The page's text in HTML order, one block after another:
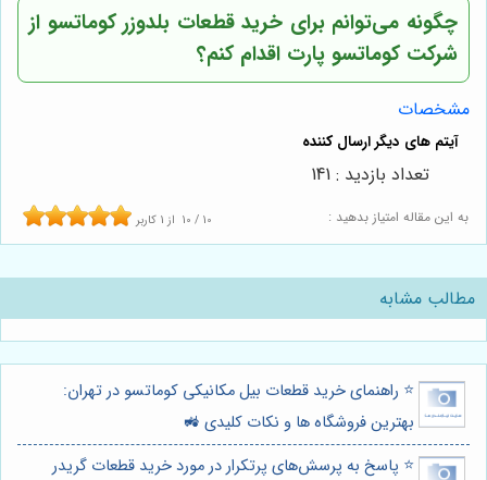
چگونه می‌توانم برای خرید قطعات بلدوزر کوماتسو از
شرکت کوماتسو پارت اقدام کنم؟
مشخصات
به این مقاله امتیاز بدهید : 10 / 10 از 1 کاربر
تعداد بازدید : 141
مطالب مشابه
⭐️ راهنمای خرید قطعات بیل مکانیکی کوماتسو در تهران:
بهترین فروشگاه ها و نکات کلیدی 🚜
⭐️ پاسخ به پرسش‌های پرتکرار در مورد خرید قطعات گریدر